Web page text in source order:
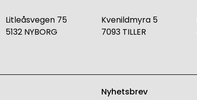
Litleåsvegen 75
5132 NYBORG
Kvenildmyra 5
7093 TILLER
Nyhetsbrev